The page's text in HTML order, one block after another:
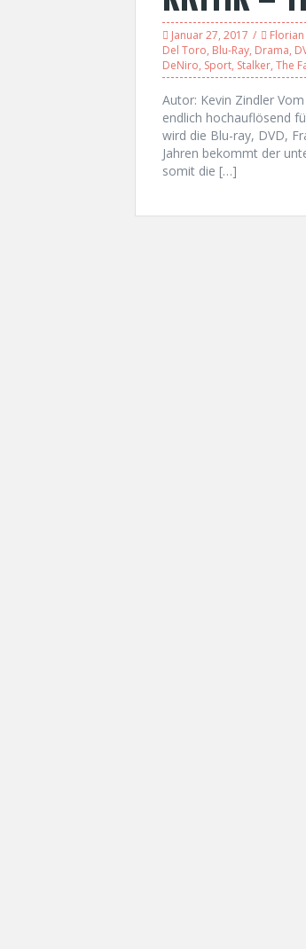
Januar 27, 2017
Del Toro, Blu-Ray, Drama,
DeNiro, Sport, Stalker, The
Autor: Kevin Zindler
endlich hochauflösend
wird die Blu-ray, DVD,
Jahren bekommt der
somit die […]